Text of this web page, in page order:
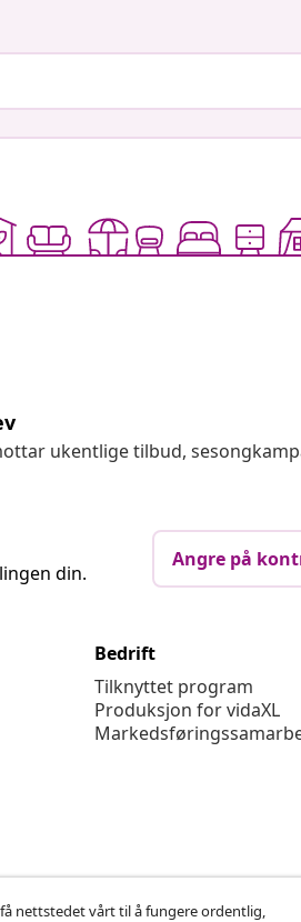
ukentlige tilbud,
din.
Angre på
Bedrift
Tilknyttet program
Produksjon for vidaXL
nettstedet vårt til å fungere ordentlig,